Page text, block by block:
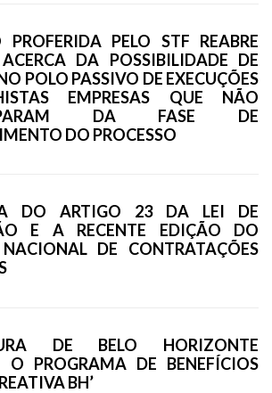
PROFERIDA PELO STF REABRE
DA POSSIBILIDADE DE
POLO PASSIVO DE EXECUÇÕES
EMPRESAS QUE NÃO
DA FASE DE
DO PROCESSO
DO ARTIGO 23 DA LEI DE
E A RECENTE EDIÇÃO DO
DE CONTRATAÇÕES
DE BELO HORIZONTE
O PROGRAMA DE BENEFÍCIOS
BH’